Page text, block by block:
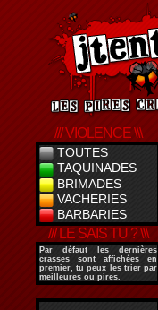
/// VIOLENCE \\\
TOUTES
TAQUINADES
BRIMADES
VACHERIES
BARBARIES
/// LE SAIS TU ? \\\
Par défaut les dernières
crasses sont affichées en
premier, tu peux les trier par
meilleures ou pires.